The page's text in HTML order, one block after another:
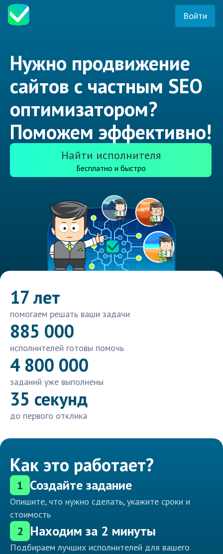
Войти
Нужно продвижение
сайтов с частным SEO
оптимизатором?
Поможем эффективно!
Найти исполнителя
Бесплатно и быстро
17 лет
помогаем решать ваши задачи
885 000
исполнителей готовы помочь
4 800 000
заданий уже выполнены
35 секунд
до первого отклика
Как это работает?
1 Создайте задание
Опишите, что нужно сделать, укажите сроки и
стоимость
2 Находим за 2 минуты
Подбираем лучших исполнителей для вашего